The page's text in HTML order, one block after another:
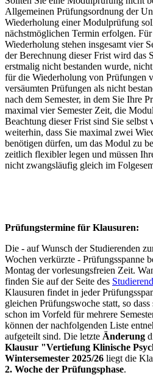
Allgemeinen Prüfungsordnung der
Wiederholung einer Modulprüfung
nächstmöglichen Termin erfolgen.
Wiederholung stehen insgesamt vier
der Berechnung dieser Frist wird das
erstmalig nicht bestanden wurde,
für die Wiederholung von Prüfungen
versäumten Prüfungen als nicht
nach dem Semester, in dem Sie Ihre
maximal vier Semester Zeit, die
Beachtung dieser Frist sind Sie
weiterhin, dass Sie maximal zwei
benötigen dürfen, um das Modul zu
zeitlich flexibler legen und müssen
nicht zwangsläufig gleich im
Prüfungstermine für Klausuren:
Die - auf Wunsch der Studierenden
Wochen verkürzte - Prüfungsspanne
Montag der vorlesungsfreien Zeit.
finden Sie auf der Seite des
Klausuren findet in jeder
gleichen Prüfungswoche statt, so
schon im Vorfeld für mehrere
können der nachfolgenden Liste
aufgeteilt sind. Die letzte Änderung
Klausur "Vertiefung Klinische
Wintersemester 2025/26 liegt die
2. Woche der Prüfungsphase.